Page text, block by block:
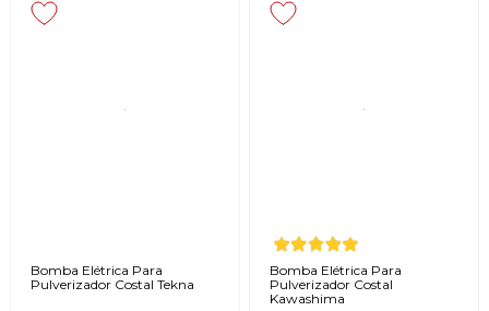
Bomba Elétrica Para
Pulverizador Costal Tekna
Bomba Elétrica Para
Pulverizador Costal
Kawashima